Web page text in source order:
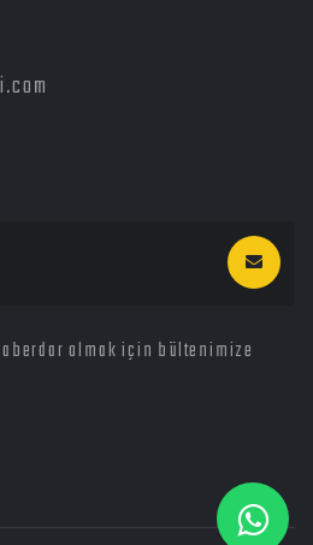
olmak için bültenimize